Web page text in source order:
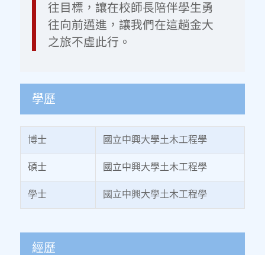
往目標，讓在校師長陪伴學生勇
往向前邁進，讓我們在這趟金大
之旅不虛此行。
學歷
博士 國立中興大學土木工程學
碩士 國立中興大學土木工程學
學士 國立中興大學土木工程學
經歷